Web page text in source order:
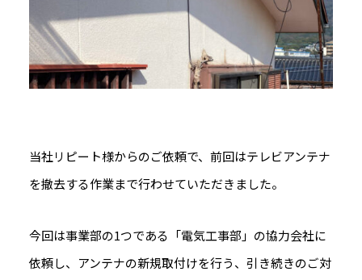
当社リピート様からのご依頼で、前回はテレビアンテナ
を撤去する作業まで行わせていただきました。
今回は事業部の1つである「電気工事部」の協力会社に
依頼し、アンテナの新規取付けを行う、引き続きのご対